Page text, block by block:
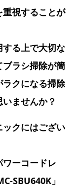
視することが
る上で大切な
ラシ掃除が簡
クになる掃除
ませんか？
クにはござい
ーコードレ
SBU640K」